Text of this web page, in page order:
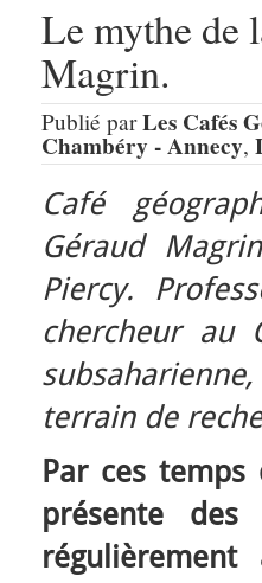
Le mythe de
Magrin.
Publié parLes Cafés
Chambéry - Annecy,
Café
Géraud
Piercy.
chercheur au
terrain de
Par ces temps
présente